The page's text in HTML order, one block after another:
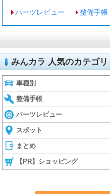
パーツレビュー 整備手帳
みんカラ 人気のカテゴリ
車種別
整備手帳
パーツレビュー
スポット
まとめ
【PR】ショッピング